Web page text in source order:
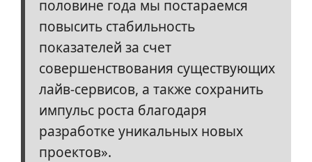
половине года мы постараемся
повысить стабильность
показателей за счет
совершенствования существующих
лайв-сервисов, а также сохранить
импульс роста благодаря
разработке уникальных новых
проектов».